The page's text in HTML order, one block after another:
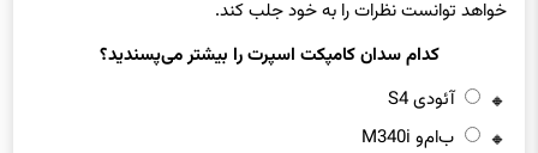
خواهد توانست نظرات را به خود جلب کند.
کدام سدان کامپکت اسپرت را بیشتر می‌پسندید؟
آئودی S4
ب‌ام‌و M340i